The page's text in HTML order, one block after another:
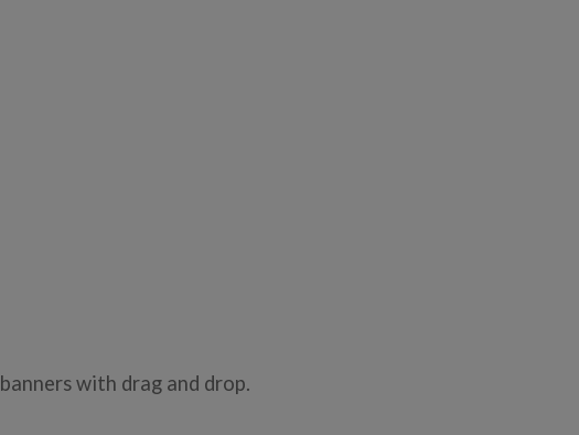
banners with drag and drop.